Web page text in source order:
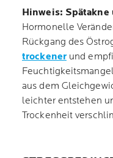
Hinweis: Spätakne
Hormonelle
Rückgang des
trockenerund
aus dem
leichter entstehen
Trockenheit